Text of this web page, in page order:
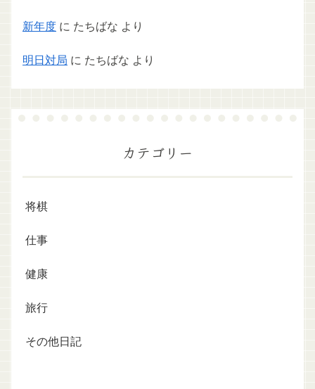
新年度 に たちばな より
明日対局 に たちばな より
カテゴリー
将棋
仕事
健康
旅行
その他日記